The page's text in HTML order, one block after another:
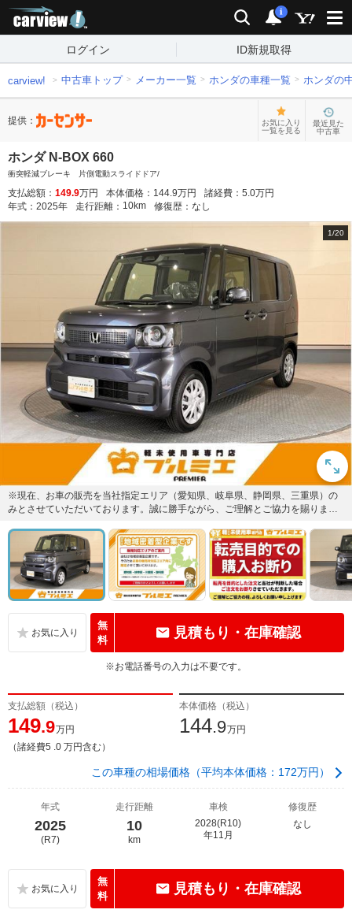
検索 通知
i
ログイン ID新規取得
carview! 中古車トップ メーカー一覧 ホンダの車種一覧 ホンダの
提供：
お気に入り
一覧を見る
最近見た
中古車
ホンダ N-BOX 660
衝突軽減ブレーキ 片側電動スライドドア/
支払総額： 149.9万円 本体価格： 144.9万円 諸経費： 5.0万円
年式： 2025年 走行距離： 10km 修復歴： なし
1/20
※現在、お車の販売を当社指定エリア（愛知県、岐阜県、静岡県、三重県）の
みとさせていただいております。誠に勝手ながら、ご理解とご協力を賜ります
無
料
見積もり・在庫確認
※お電話番号の入力は不要です。
支払総額（税込）
149.9万円
（諸経費5 .0 万円含む）
本体価格（税込）
144.9万円
この車種の相場価格（平均本体価格：172万円）
年式
2025
(R7)
走行距離
10
km
車検
2028(R10)
年11月
修復歴
なし
無
料
見積もり・在庫確認